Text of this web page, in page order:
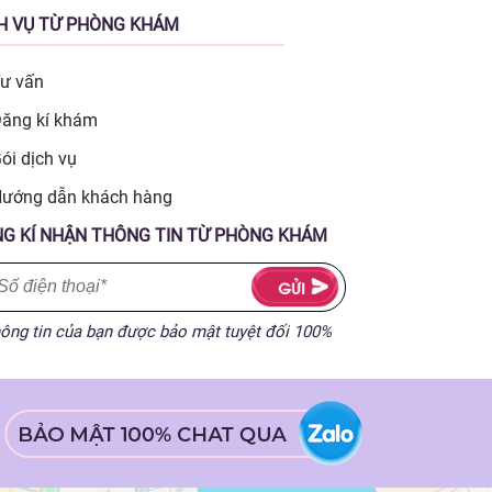
VỤ TỪ PHÒNG KHÁM
vấn
kí khám
dịch vụ
dẫn khách hàng
KÍ NHẬN THÔNG TIN TỪ PHÒNG KHÁM
tin của bạn được bảo mật tuyệt đối 100%